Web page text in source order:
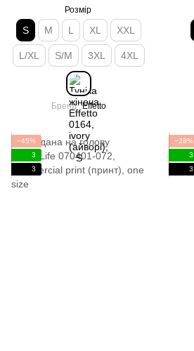
Розмір
S M L XL XXL
L/XL S/M 3XL 4XL
Бренд Effetto
−45%
3
3
−28%
3
3